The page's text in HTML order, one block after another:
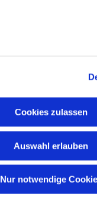
Cookies zulassen
Auswahl erlauben
Nur notwendige
interessieren